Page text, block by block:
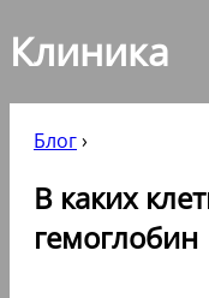
Клиника
Блог›
В каких
гемоглобин